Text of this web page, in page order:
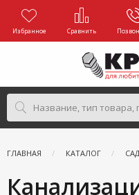
Избранное Сравнить
ГЛАВНАЯ КАТАЛОГ